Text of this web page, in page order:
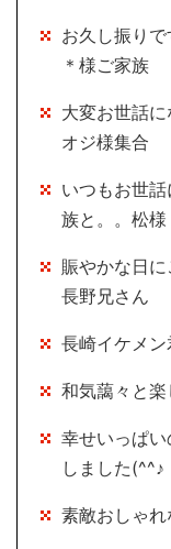
お久し振り
＊様ご家族
大変お世話
オジ様集合
いつもお世
族と。。松様
賑やかな日
長野兄さん
長崎イケメ
和気藹々と
幸せいっぱ
しました(^^♪
素敵おしゃ